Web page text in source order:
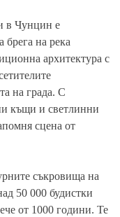
в Чунцин е
брега на река
архитектура с
на града. С
къщи и светлинни
сцена от
съкровища на
50 000 будистки
от 1000 години. Те